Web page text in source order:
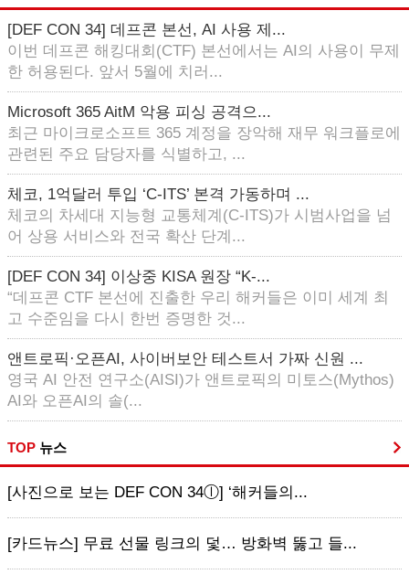
[DEF CON 34] 데프콘 본선, AI 사용 제...
이번 데프콘 해킹대회(CTF) 본선에서는 AI의 사용이 무제
한 허용된다. 앞서 5월에 치러...
Microsoft 365 AitM 악용 피싱 공격으...
최근 마이크로소프트 365 계정을 장악해 재무 워크플로에
관련된 주요 담당자를 식별하고, ...
체코, 1억달러 투입 ‘C-ITS’ 본격 가동하며 ...
체코의 차세대 지능형 교통체계(C-ITS)가 시범사업을 넘
어 상용 서비스와 전국 확산 단계...
[DEF CON 34] 이상중 KISA 원장 “K-...
“데프콘 CTF 본선에 진출한 우리 해커들은 이미 세계 최
고 수준임을 다시 한번 증명한 것...
앤트로픽·오픈AI, 사이버보안 테스트서 가짜 신원 ...
영국 AI 안전 연구소(AISI)가 앤트로픽의 미토스(Mythos)
AI와 오픈AI의 솔(...
TOP 뉴스
[사진으로 보는 DEF CON 34ⓛ] ‘해커들의...
[카드뉴스] 무료 선물 링크의 덫… 방화벽 뚫고 들...